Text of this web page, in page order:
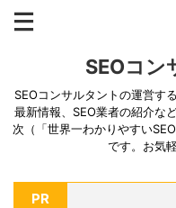
SEOコ
SEOコンサルタントの運営す
最新情報、SEO業者の紹介な
次（「世界一わかりやすい
です。お気
PR